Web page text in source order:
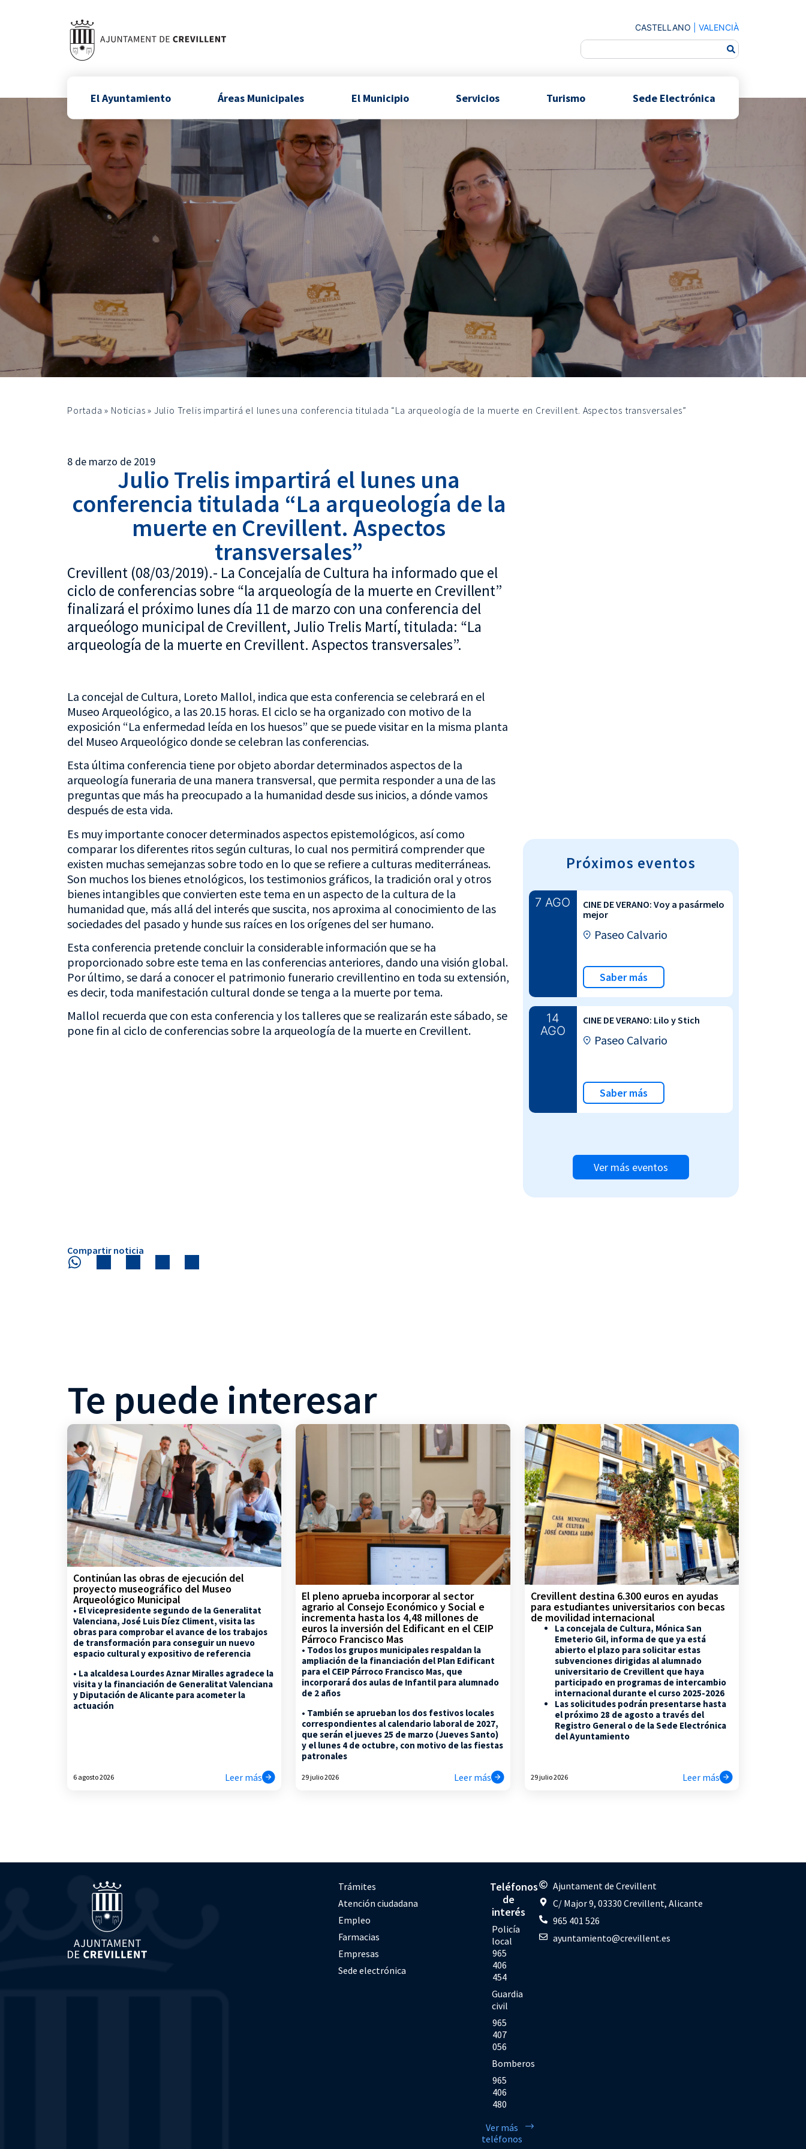
CASTELLANO VALENCIÀ
El Ayuntamiento Áreas Municipales El Municipio Servicios Turismo Sede Electrónica
Portada » Noticias » Julio Trelis impartirá el lunes una conferencia titulada “La arqueología de la muerte en Crevillent. Aspectos transversales”
8 de marzo de 2019
Julio Trelis impartirá el lunes una
conferencia titulada “La arqueología de la
muerte en Crevillent. Aspectos
transversales”
Crevillent (08/03/2019).- La Concejalía de Cultura ha informado que el
ciclo de conferencias sobre “la arqueología de la muerte en Crevillent”
finalizará el próximo lunes día 11 de marzo con una conferencia del
arqueólogo municipal de Crevillent, Julio Trelis Martí, titulada: “La
arqueología de la muerte en Crevillent. Aspectos transversales”.
La concejal de Cultura, Loreto Mallol, indica que esta conferencia se celebrará en el
Museo Arqueológico, a las 20.15 horas. El ciclo se ha organizado con motivo de la
exposición “La enfermedad leída en los huesos” que se puede visitar en la misma planta
del Museo Arqueológico donde se celebran las conferencias.
Esta última conferencia tiene por objeto abordar determinados aspectos de la
arqueología funeraria de una manera transversal, que permita responder a una de las
preguntas que más ha preocupado a la humanidad desde sus inicios, a dónde vamos
después de esta vida.
Es muy importante conocer determinados aspectos epistemológicos, así como
comparar los diferentes ritos según culturas, lo cual nos permitirá comprender que
existen muchas semejanzas sobre todo en lo que se refiere a culturas mediterráneas.
Son muchos los bienes etnológicos, los testimonios gráficos, la tradición oral y otros
bienes intangibles que convierten este tema en un aspecto de la cultura de la
humanidad que, más allá del interés que suscita, nos aproxima al conocimiento de las
sociedades del pasado y hunde sus raíces en los orígenes del ser humano.
Esta conferencia pretende concluir la considerable información que se ha
proporcionado sobre este tema en las conferencias anteriores, dando una visión global.
Por último, se dará a conocer el patrimonio funerario crevillentino en toda su extensión,
es decir, toda manifestación cultural donde se tenga a la muerte por tema.
Mallol recuerda que con esta conferencia y los talleres que se realizarán este sábado, se
pone fin al ciclo de conferencias sobre la arqueología de la muerte en Crevillent.
Próximos eventos
7 AGO
CINE DE VERANO: Voy a pasármelo
mejor
Paseo Calvario
Saber más
14
AGO
CINE DE VERANO: Lilo y Stich
Paseo Calvario
Saber más
Ver más eventos
Compartir noticia
Te puede interesar
Continúan las obras de ejecución del
proyecto museográfico del Museo
Arqueológico Municipal
• El vicepresidente segundo de la Generalitat
Valenciana, José Luis Díez Climent, visita las
obras para comprobar el avance de los trabajos
de transformación para conseguir un nuevo
espacio cultural y expositivo de referencia
• La alcaldesa Lourdes Aznar Miralles agradece la
visita y la financiación de Generalitat Valenciana
y Diputación de Alicante para acometer la
actuación
6 agosto 2026 Leer más
El pleno aprueba incorporar al sector
agrario al Consejo Económico y Social e
incrementa hasta los 4,48 millones de
euros la inversión del Edificant en el CEIP
Párroco Francisco Mas
• Todos los grupos municipales respaldan la
ampliación de la financiación del Plan Edificant
para el CEIP Párroco Francisco Mas, que
incorporará dos aulas de Infantil para alumnado
de 2 años
• También se aprueban los dos festivos locales
correspondientes al calendario laboral de 2027,
que serán el jueves 25 de marzo (Jueves Santo)
y el lunes 4 de octubre, con motivo de las fiestas
patronales
29 julio 2026 Leer más
Crevillent destina 6.300 euros en ayudas
para estudiantes universitarios con becas
de movilidad internacional
La concejala de Cultura, Mónica San
Emeterio Gil, informa de que ya está
abierto el plazo para solicitar estas
subvenciones dirigidas al alumnado
universitario de Crevillent que haya
participado en programas de intercambio
internacional durante el curso 2025-2026
Las solicitudes podrán presentarse hasta
el próximo 28 de agosto a través del
Registro General o de la Sede Electrónica
del Ayuntamiento
29 julio 2026 Leer más
Trámites
Atención ciudadana
Empleo
Farmacias
Empresas
Sede electrónica
Teléfonos
de
interés
Policía
local
965
406
454
Guardia
civil
965
407
056
Bomberos
965
406
480
Ver más
teléfonos
Ajuntament de Crevillent
C/ Major 9, 03330 Crevillent, Alicante
965 401 526
ayuntamiento@crevillent.es